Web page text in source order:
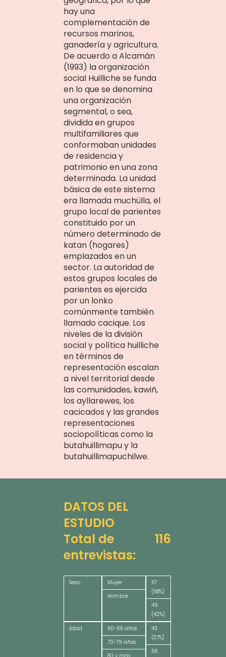
hay una
complementación de
recursos marinos,
ganadería y agricultura.
De acuerdo a Alcamán
(1993) la organización
social Huilliche se funda
en lo que se denomina
una organización
segmental, o sea,
dividida en grupos
multifamiliares que
conformaban unidades
de residencia y
patrimonio en una zona
determinada. La unidad
básica de este sistema
era llamada muchülla, el
grupo local de parientes
constituido por un
número determinado de
katan (hogares)
emplazados en un
sector. La autoridad de
estos grupos locales de
parientes es ejercida
por un lonko
comúnmente también
llamado cacique. Los
niveles de la división
social y política huilliche
en términos de
representación escalan
a nivel territorial desde
las comunidades, kawiñ,
los ayllarewes, los
cacicados y las grandes
representaciones
sociopolíticas como la
butahuillimapu y la
butahuillimapuchilwe.
DATOS DEL
ESTUDIO
Total de
entrevistas:
116
Sexo
Mujer
Hombre
67
(58%)
49
(42%)
Edad
60-69 años
70-79 años
43
(37%)
56